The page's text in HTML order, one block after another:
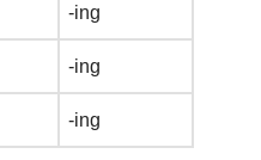
-ing
-ing
-ing